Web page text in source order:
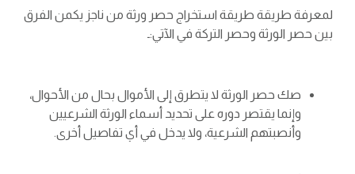
لمعرفة طريقة طريقة استخراج حصر ورثة من ناجز يكمن الفرق
بين حصر الورثة وحصر التركة في الآتي:ـ
صك حصر الورثة لا يتطرق إلى الأموال بحال من الأحوال،
وإنما يقتصر دوره على تحديد أسماء الورثة الشرعيين
وأنصبتهم الشرعية، ولا يدخل في أي تفاصيل أخرى.